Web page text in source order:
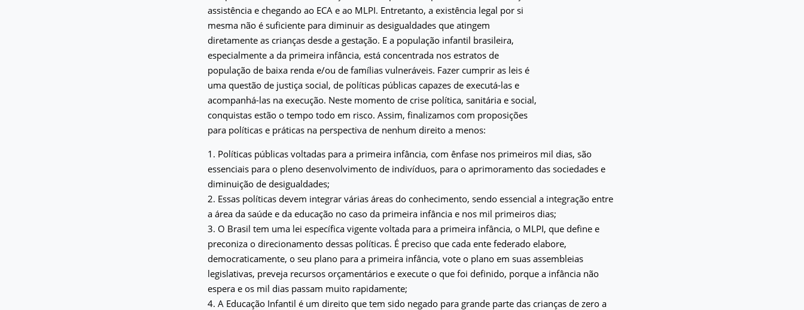
assistência e chegando ao ECA e ao MLPI. Entretanto, a existência legal por si
mesma não é suficiente para diminuir as desigualdades que atingem
diretamente as crianças desde a gestação. E a população infantil brasileira,
especialmente a da primeira infância, está concentrada nos estratos de
população de baixa renda e/ou de famílias vulneráveis. Fazer cumprir as leis é
uma questão de justiça social, de políticas públicas capazes de executá-las e
acompanhá-las na execução. Neste momento de crise política, sanitária e social,
conquistas estão o tempo todo em risco. Assim, finalizamos com proposições
para políticas e práticas na perspectiva de nenhum direito a menos:
1. Políticas públicas voltadas para a primeira infância, com ênfase nos primeiros mil dias, são
essenciais para o pleno desenvolvimento de indivíduos, para o aprimoramento das sociedades e
diminuição de desigualdades;
2. Essas políticas devem integrar várias áreas do conhecimento, sendo essencial a integração entre
a área da saúde e da educação no caso da primeira infância e nos mil primeiros dias;
3. O Brasil tem uma lei específica vigente voltada para a primeira infância, o MLPI, que define e
preconiza o direcionamento dessas políticas. É preciso que cada ente federado elabore,
democraticamente, o seu plano para a primeira infância, vote o plano em suas assembleias
legislativas, preveja recursos orçamentários e execute o que foi definido, porque a infância não
espera e os mil dias passam muito rapidamente;
4. A Educação Infantil é um direito que tem sido negado para grande parte das crianças de zero a